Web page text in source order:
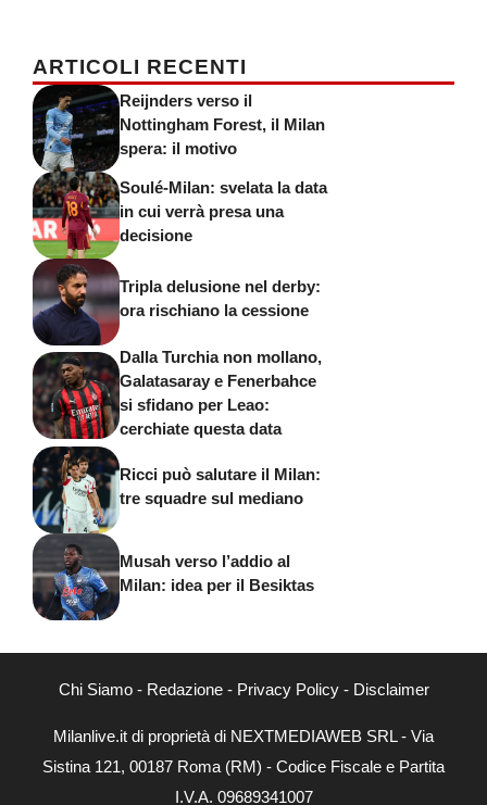
ARTICOLI RECENTI
Reijnders verso il
Nottingham Forest, il Milan
spera: il motivo
Soulé-Milan: svelata la data
in cui verrà presa una
decisione
Tripla delusione nel derby:
ora rischiano la cessione
Dalla Turchia non mollano,
Galatasaray e Fenerbahce
si sfidano per Leao:
cerchiate questa data
Ricci può salutare il Milan:
tre squadre sul mediano
Musah verso l’addio al
Milan: idea per il Besiktas
Chi Siamo- Redazione- Privacy Policy- Disclaimer
Milanlive.it di proprietà di NEXTMEDIAWEB SRL - Via
Sistina 121, 00187 Roma (RM) - Codice Fiscale e Partita
I.V.A. 09689341007